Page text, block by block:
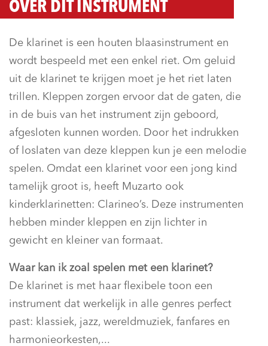
OVER DIT INSTRUMENT
De klarinet is een houten blaasinstrument en
wordt bespeeld met een enkel riet. Om geluid
uit de klarinet te krijgen moet je het riet laten
trillen. Kleppen zorgen ervoor dat de gaten, die
in de buis van het instrument zijn geboord,
afgesloten kunnen worden. Door het indrukken
of loslaten van deze kleppen kun je een melodie
spelen. Omdat een klarinet voor een jong kind
tamelijk groot is, heeft Muzarto ook
kinderklarinetten: Clarineo’s. Deze instrumenten
hebben minder kleppen en zijn lichter in
gewicht en kleiner van formaat.
Waar kan ik zoal spelen met een klarinet?
De klarinet is met haar flexibele toon een
instrument dat werkelijk in alle genres perfect
past: klassiek, jazz, wereldmuziek, fanfares en
harmonieorkesten,...